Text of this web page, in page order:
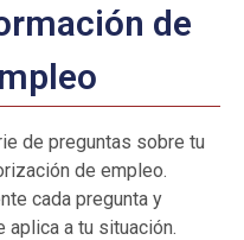
de
de preguntas sobre tu
de empleo.
cada pregunta y
aplica a tu situación.